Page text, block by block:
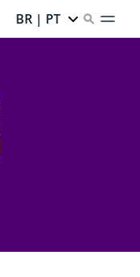
BR | PT